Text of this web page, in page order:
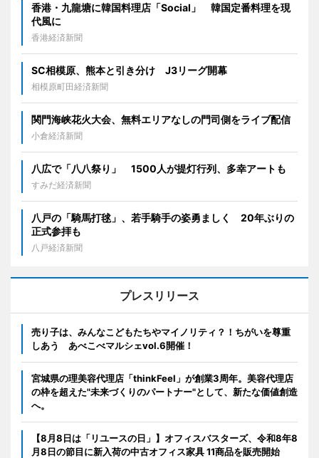
香港・九龍塘に韓国料理店「Social」 韓国定番料理を現
代風に
香港経済新聞
SC相模原、熊本と引き分け J3リーグ開幕
相模原町田経済新聞
関門海峡花火大会、無料エリアなしの門司側をライブ配信
小倉経済新聞
八広で「八八祭り」 1500人が提灯行列、多幸アートも
すみだ経済新聞
八戸の「騎馬打毬」、若手騎手の姿勇ましく 20年ぶりの
正式参拝も
八戸経済新聞
プレスリリース
売り子は、みんなこどもたちやマイノリティ？！ちがいを尊重
しあう あべこべマルシェvol.6開催！
宮城県の理美容代理店「thinkFeel」が創業3周年。美容代理店
の枠を超えた"未来づくりのパートナー"として、新たな価値創造
へ。
【8月8日は「リユースの日」】オフィスバスターズ、令和8年8
月8日の節目に新入荷の中古オフィス家具 11商品を販売開始